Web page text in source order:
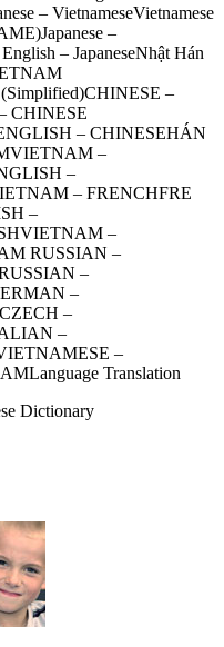
– VietnameseVietnamese
–
– JapaneseNhật Hán
–
CHINESE
– CHINESEHÁN
–
–
– FRENCHFRE
–
–
RUSSIAN –
–
–
–
–
–
Translation
Dictionary